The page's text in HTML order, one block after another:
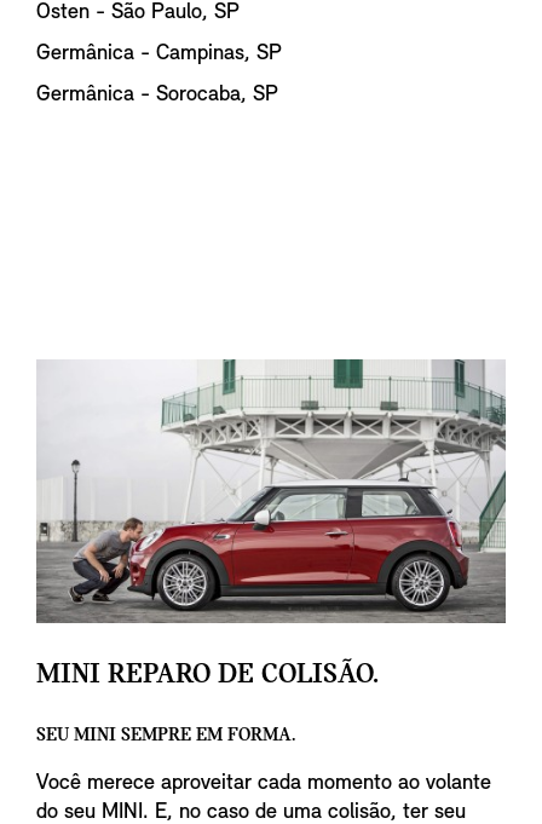
Osten - São Paulo, SP
Germânica - Campinas, SP
Germânica - Sorocaba, SP
MINI REPARO DE COLISÃO.
SEU MINI SEMPRE EM FORMA.
Você merece aproveitar cada momento ao volante
do seu MINI. E, no caso de uma colisão, ter seu